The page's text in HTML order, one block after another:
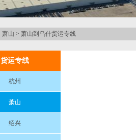
萧山 > 萧山到乌什货运专线
货运专线
杭州
萧山
绍兴